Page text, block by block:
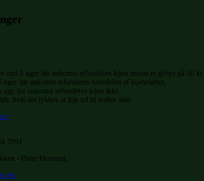
end 6 uger før ankomst refunderes lejen minus et gebyr på 50 kr.
før ankomst refunderes halvdelen af lejebeløbet.
før ankomst refunderes lejen ikke.
hvis det lykkes at leje ud til anden side.
7091
- Øster Hornum.
.